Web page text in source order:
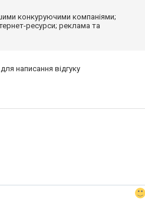
конкуруючими компаніями;
ресурси; реклама та
для написання відгуку